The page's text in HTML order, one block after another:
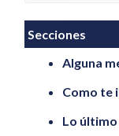
Secciones
Alguna
Como te
Lo